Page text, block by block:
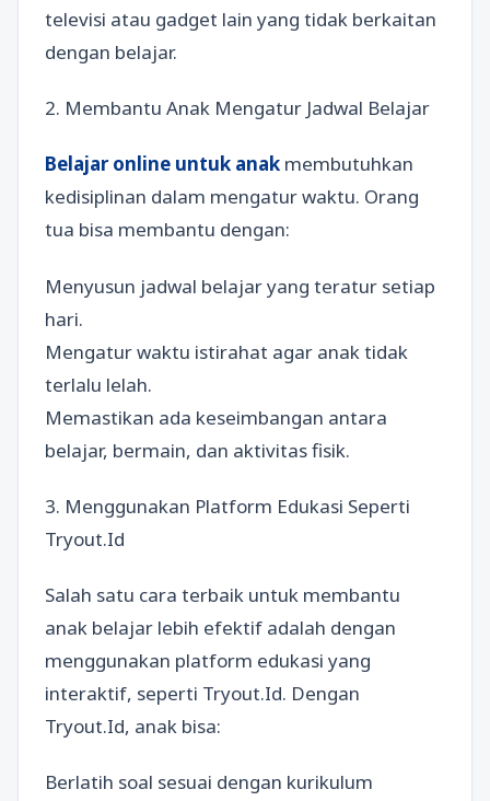
televisi atau gadget lain yang tidak berkaitan
dengan belajar.
2. Membantu Anak Mengatur Jadwal Belajar
Belajar online untuk anak membutuhkan
kedisiplinan dalam mengatur waktu. Orang
tua bisa membantu dengan:
Menyusun jadwal belajar yang teratur setiap
hari.
Mengatur waktu istirahat agar anak tidak
terlalu lelah.
Memastikan ada keseimbangan antara
belajar, bermain, dan aktivitas fisik.
3. Menggunakan Platform Edukasi Seperti
Tryout.Id
Salah satu cara terbaik untuk membantu
anak belajar lebih efektif adalah dengan
menggunakan platform edukasi yang
interaktif, seperti Tryout.Id. Dengan
Tryout.Id, anak bisa:
Berlatih soal sesuai dengan kurikulum